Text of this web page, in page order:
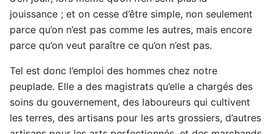
jouissance ; et on cesse d’être simple, non seulement
parce qu’on n’est pas comme les autres, mais encore
parce qu’on veut paraître ce qu’on n’est pas.
Tel est donc l’emploi des hommes chez notre
peuplade. Elle a des magistrats qu’elle a chargés des
soins du gouvernement, des laboureurs qui cultivent
les terres, des artisans pour les arts grossiers, d’autres